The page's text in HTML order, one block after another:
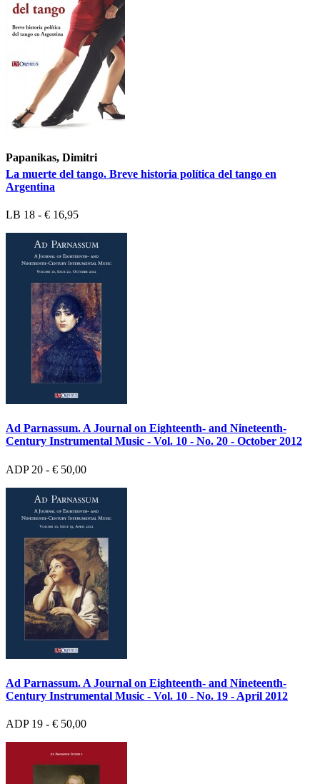
Papanikas, Dimitri
La muerte del tango. Breve historia política del tango en
Argentina
LB 18 - € 16,95
Ad Parnassum. A Journal on Eighteenth- and Nineteenth-
Century Instrumental Music - Vol. 10 - No. 20 - October 2012
ADP 20 - € 50,00
Ad Parnassum. A Journal on Eighteenth- and Nineteenth-
Century Instrumental Music - Vol. 10 - No. 19 - April 2012
ADP 19 - € 50,00